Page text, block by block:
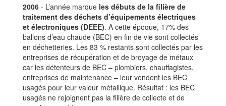
2006 - L’année marque les débuts de la filière de
traitement des déchets d’équipements électriques
et électroniques (DEEE). A cette époque, 17% des
ballons d’eau chaude (BEC) en fin de vie sont collectés
en déchetteries. Les 83 % restants sont collectés par les
entreprises de récupération et de broyage de métaux
car les détenteurs de BEC – plombiers, chauffagistes,
entreprises de maintenance – leur vendent les BEC
usagés pour leur valeur métallique. Résultat : les BEC
usagés ne rejoignent pas la filière de collecte et de